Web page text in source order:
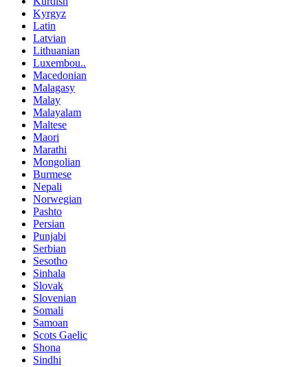
Kyrgyz
Latin
Latvian
Lithuanian
Luxembou..
Macedonian
Malagasy
Malay
Malayalam
Maltese
Maori
Marathi
Mongolian
Burmese
Nepali
Norwegian
Pashto
Persian
Punjabi
Serbian
Sesotho
Sinhala
Slovak
Slovenian
Somali
Samoan
Scots Gaelic
Shona
Sindhi